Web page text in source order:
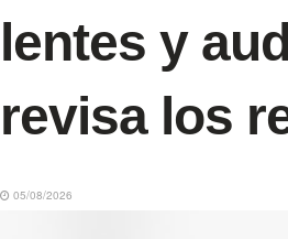
lentes y
revisa los
05/08/2026